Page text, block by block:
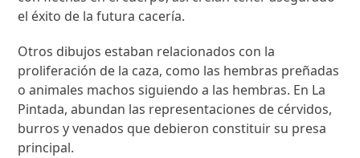
el éxito de la futura cacería.
Otros dibujos estaban relacionados con la
proliferación de la caza, como las hembras preñadas
o animales machos siguiendo a las hembras. En La
Pintada, abundan las representaciones de cérvidos,
burros y venados que debieron constituir su presa
principal.